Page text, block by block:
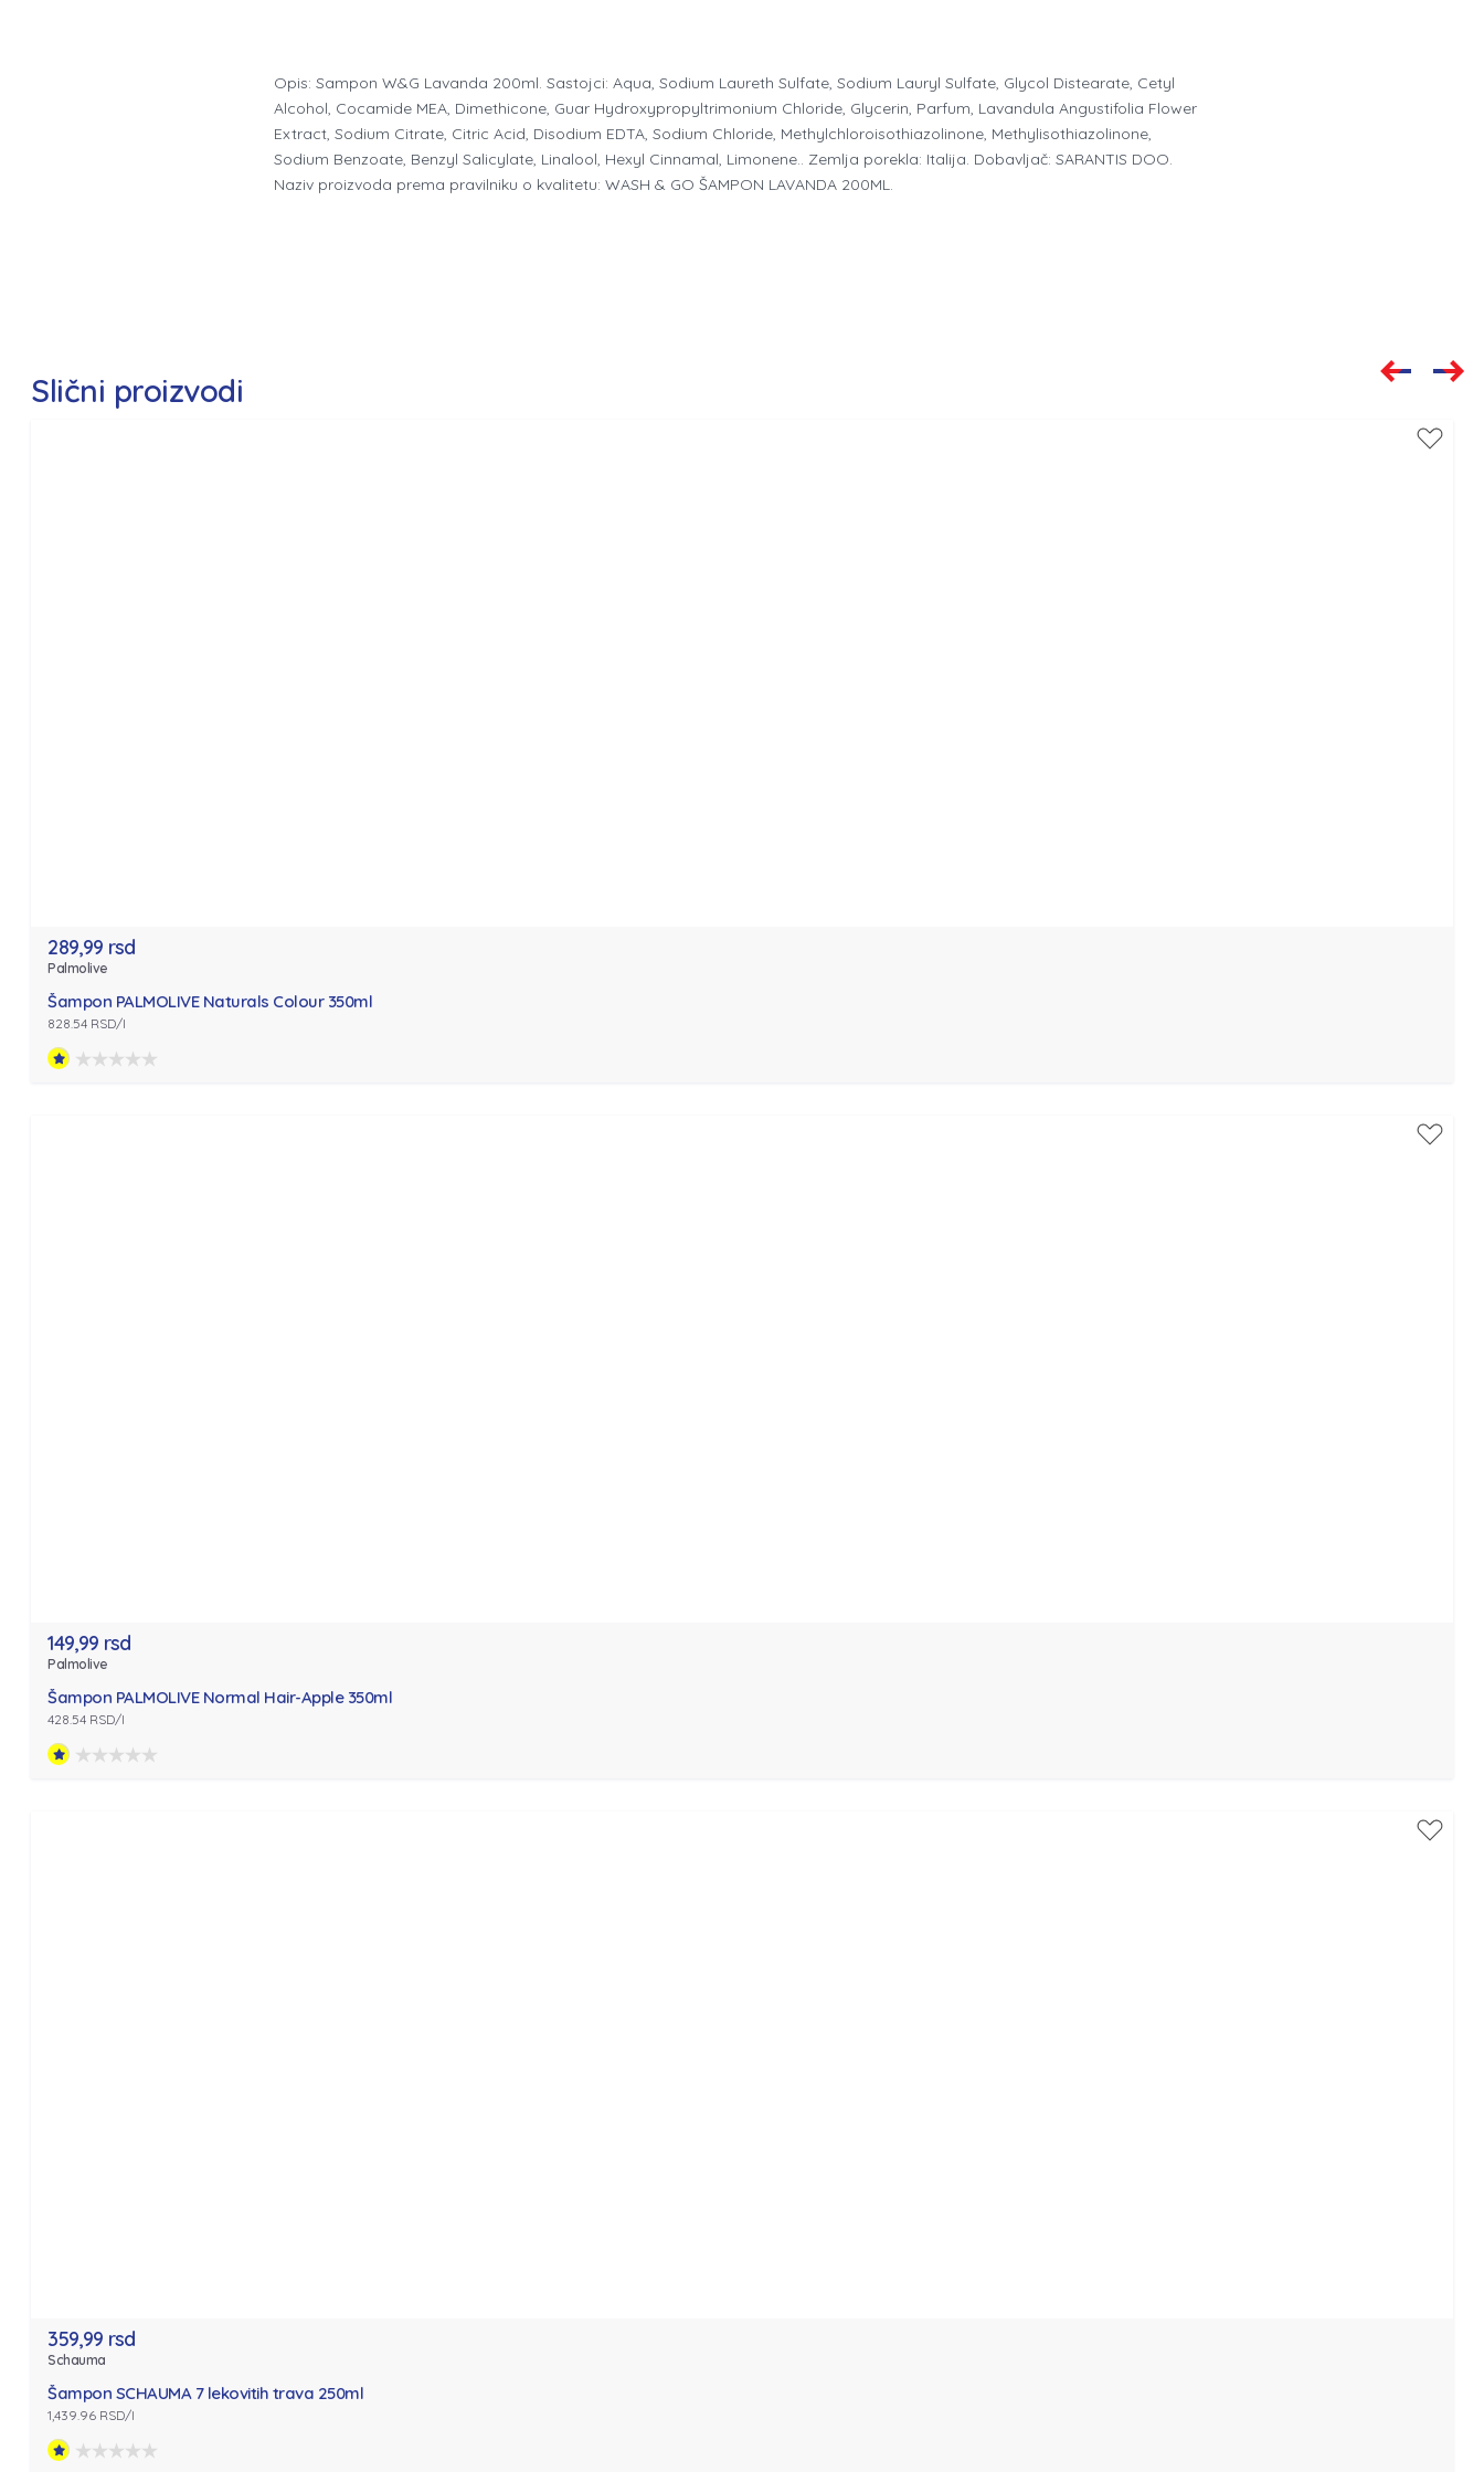
Opis: Sampon W&G Lavanda 200ml. Sastojci: Aqua, Sodium Laureth Sulfate, Sodium Lauryl Sulfate, Glycol Distearate, Cetyl
Alcohol, Cocamide MEA, Dimethicone, Guar Hydroxypropyltrimonium Chloride, Glycerin, Parfum, Lavandula Angustifolia Flower
Extract, Sodium Citrate, Citric Acid, Disodium EDTA, Sodium Chloride, Methylchloroisothiazolinone, Methylisothiazolinone,
Sodium Benzoate, Benzyl Salicylate, Linalool, Hexyl Cinnamal, Limonene.. Zemlja porekla: Italija. Dobavljač: SARANTIS DOO.
Naziv proizvoda prema pravilniku o kvalitetu: WASH & GO ŠAMPON LAVANDA 200ML.
Slični proizvodi
289,99 rsd
Palmolive
Šampon PALMOLIVE Naturals Colour 350ml
828.54 RSD/l
149,99 rsd
Palmolive
Šampon PALMOLIVE Normal Hair-Apple 350ml
428.54 RSD/l
359,99 rsd
Schauma
Šampon SCHAUMA 7 lekovitih trava 250ml
1,439.96 RSD/l